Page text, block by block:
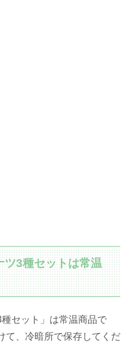
ツ3種セットは常温
種セット」は常温商品で
て、冷暗所で保存してくだ